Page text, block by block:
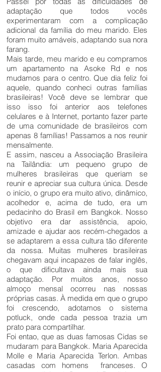
adaptação que todos vocês
experimentaram com a complicação
adicional da família do meu marido. Eles
foram muito amáveis, adaptando sua nora
farang.
Mais tarde, meu marido e eu compramos
um apartamento na Asoke Rd e nos
mudamos para o centro. Que dia feliz foi
aquele, quando conheci outras famílias
brasileiras! Você deve se lembrar que
isso isso foi anterior aos telefones
celulares e à Internet, portanto fazer parte
de uma comunidade de brasileiros com
apenas 8 famílias! Passamos a nos reunir
mensalmente.
E assim, nasceu a Associação Brasileira
na Tailândia: um pequeno grupo de
mulheres brasileiras que queriam se
reunir e apreciar sua cultura única. Desde
o início, o grupo era muito ativo, dinâmico,
acolhedor e, acima de tudo, era um
pedacinho do Brasil em Bangkok. Nosso
objetivo era dar assistência, apoio,
amizade e ajudar aos recém-chegados a
se adaptarem a essa cultura tão diferente
da nossa. Muitas mulheres brasileiras
chegavam aqui incapazes de falar inglês,
o que dificultava ainda mais sua
adaptação. Por muitos anos, nosso
almoço mensal ocorreu nas nossas
próprias casas. À medida em que o grupo
foi crescendo, adotamos o sistema
potluck, onde cada pessoa trazia um
prato para compartilhar.
Foi entao, que as duas famosas Cidas se
mudaram para Bangkok. Maria Aparecida
Molle e Maria Aparecida Terlon. Ambas
casadas ​​com homens franceses. O